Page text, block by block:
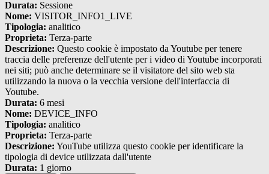
Durata: Sessione
Nome: VISITOR_INFO1_LIVE
Tipologia: analitico
Proprieta: Terza-parte
Descrizione: Questo cookie è impostato da Youtube per tenere
traccia delle preferenze dell'utente per i video di Youtube incorporati
nei siti; può anche determinare se il visitatore del sito web sta
utilizzando la nuova o la vecchia versione dell'interfaccia di
Youtube.
Durata: 6 mesi
Nome: DEVICE_INFO
Tipologia: analitico
Proprieta: Terza-parte
Descrizione: YouTube utilizza questo cookie per identificare la
tipologia di device utilizzata dall'utente
Durata: 1 giorno